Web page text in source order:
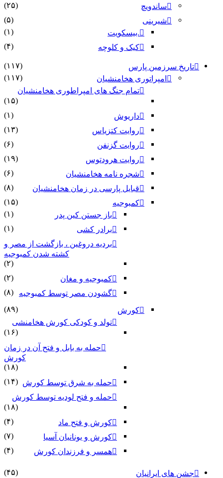
ساندویچ
(۲۵)
شیرینی
(۵)
.بیسکویت
(۱)
کیک و کلوچه
(۴)
تاریخ سرزمین پارس
(۱۱۷)
امپراتوری هخامنشیان
(۱۱۷)
تمام جنگ های امپراطوری هخامنشیان
(۱۵)
داریوش
(۱)
روایت کتزیاس
(۱۳)
روایت گزنفن
(۶)
روایت هرودتوس
(۱۹)
شجره نامه هخامنشیان
(۶)
قبایل پارسی در زمان هخامنشیان
(۸)
کمبوجیه
(۱۵)
باز جستن کین پدر
(۱)
برادر کشی
(۱)
بردیه دروغین ، بازگشت از مصر و
کشته شدن کمبوجیه
(۲)
کمبوجیه و مغان
(۲)
گشودن مصر توسط کمبوجیه
(۸)
کورش
(۸۹)
تولد و کودکی کورش هخامنشی
(۱۶)
حمله به بابل و فتح آن در زمان
کورش
(۱۸)
حمله به شرق توسط کورش (۱۴)
حمله و فتح لودیه توسط کورش
(۱۸)
کورش و فتح ماد
(۴)
کورش و یونانیان آسیا
(۷)
همسر و فرزندان کورش
(۴)
جشن های ایرانیان
(۴۵)